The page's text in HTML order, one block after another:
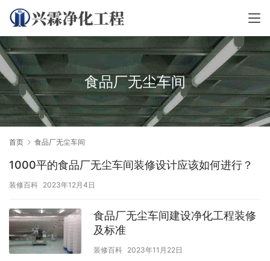
食品厂无尘车间
首页 食品厂无尘车间
1000平的食品厂无尘车间装修设计应该如何进行？
装修百科 2023年12月4日
食品厂无尘车间建设净化工程装修
及标准
装修百科 2023年11月22日